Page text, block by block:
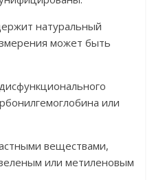
натуральный
может быть
или
веществами,
или метиленовым